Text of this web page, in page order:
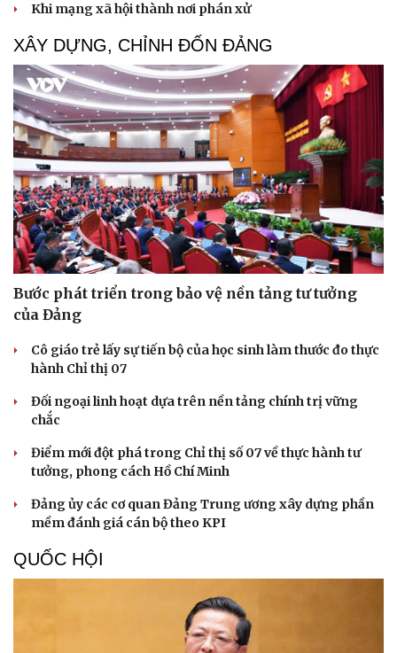
Du lịch
Tư vấn
check-in
Podcast
Cửa sổ tình yêu
Hạt giống tâm hồn
Khi mạng xã hội thành nơi phán xử
XÂY DỰNG, CHỈNH ĐỐN ĐẢNG
Bước phát triển trong bảo vệ nền tảng tư tưởng
của Đảng
Cô giáo trẻ lấy sự tiến bộ của học sinh làm thước đo thực
hành Chỉ thị 07
Đối ngoại linh hoạt dựa trên nền tảng chính trị vững
chắc
Điểm mới đột phá trong Chỉ thị số 07 về thực hành tư
tưởng, phong cách Hồ Chí Minh
Đảng ủy các cơ quan Đảng Trung ương xây dựng phần
mềm đánh giá cán bộ theo KPI
QUỐC HỘI